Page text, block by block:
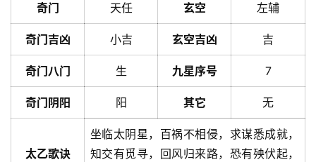
奇门 天任 玄空 左辅
奇门吉凶 小吉 玄空吉凶 吉
奇门八门 生 九星序号 7
奇门阴阳 阳 其它 无
太乙歌诀
坐临太阴星，百祸不相侵，求谋悉成就，
知交有觅寻，回风归来路，恐有殃伏起，